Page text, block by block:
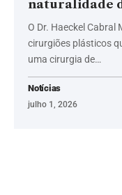
naturalidade
O Dr. Haeckel Cabral
cirurgiões plásticos
uma cirurgia de…
Notícias
julho 1, 2026